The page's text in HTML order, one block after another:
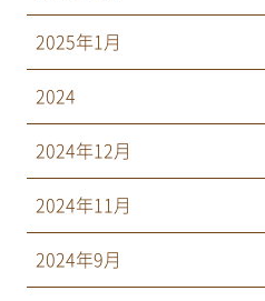
2025年1月
2024
2024年12月
2024年11月
2024年9月